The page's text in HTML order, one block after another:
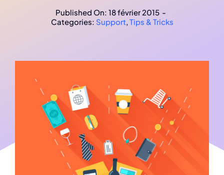
Published On: 18 février 2015 -
Categories: Support, Tips & Tricks